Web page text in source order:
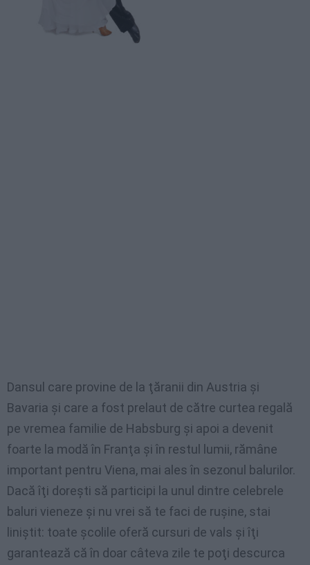
Dansul care provine de la ţăranii din Austria şi
Bavaria şi care a fost prelaut de către curtea regală
pe vremea familie de Habsburg şi apoi a devenit
foarte la modă în Franţa şi în restul lumii, rămâne
important pentru Viena, mai ales în sezonul balurilor.
Dacă îţi doreşti să participi la unul dintre celebrele
baluri vieneze şi nu vrei să te faci de ruşine, stai
liniştit: toate şcolile oferă cursuri de vals şi îţi
garantează că în doar câteva zile te poţi descurca